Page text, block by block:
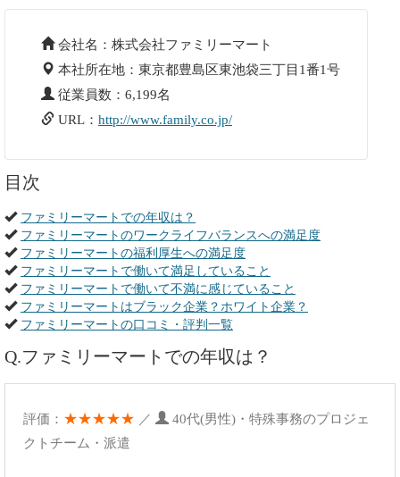
会社名：株式会社ファミリーマート
本社所在地：東京都豊島区東池袋三丁目1番1号
従業員数：6,199名
URL： http://www.family.co.jp/
目次
ファミリーマートでの年収は？
ファミリーマートのワークライフバランスへの満足度
ファミリーマートの福利厚生への満足度
ファミリーマートで働いて満足していること
ファミリーマートで働いて不満に感じていること
ファミリーマートはブラック企業？ホワイト企業？
ファミリーマートの口コミ・評判一覧
Q.ファミリーマートでの年収は？
評価： ★★★★★ ／
40代(男性)・特殊事務のプロジェ
クトチーム・派遣